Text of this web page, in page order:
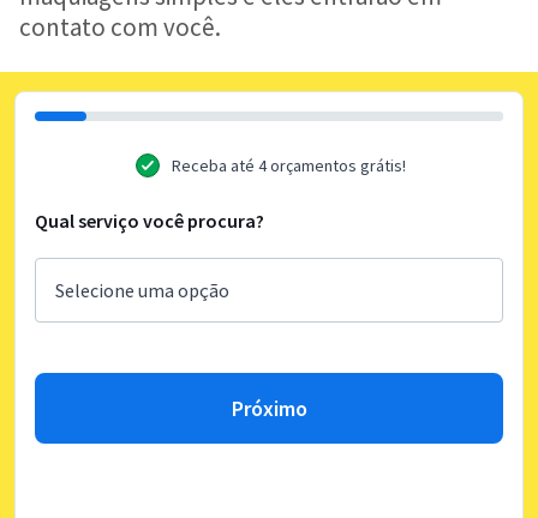
contato com você.
Receba até 4 orçamentos grátis!
Qual serviço você procura?
Próximo